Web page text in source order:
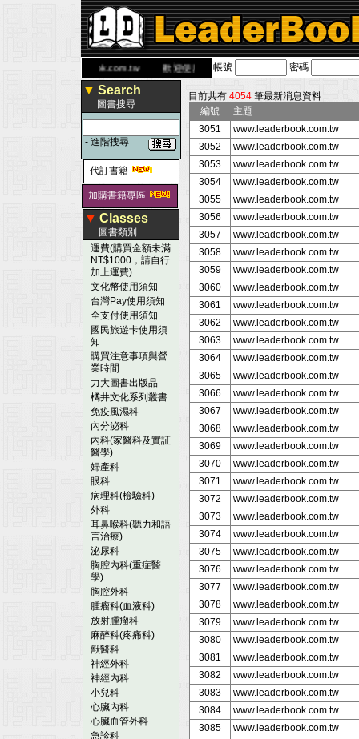
www.leaderbook.com.tw歡迎使用 國民旅遊卡！！
帳號 密碼
▼ Search
圖書搜尋
- 進階搜尋
代訂書籍
加購書籍專區
▼ Classes
圖書類別
運費(購買金額未滿
NT$1000，請自行
加上運費)
文化幣使用須知
台灣Pay使用須知
全支付使用須知
國民旅遊卡使用須
知
購買注意事項與營
業時間
力大圖書出版品
橘井文化系列叢書
免疫風濕科
內分泌科
內科(家醫科及實証
醫學)
婦產科
眼科
病理科(檢驗科)
外科
耳鼻喉科(聽力和語
言治療)
泌尿科
胸腔內科(重症醫
學)
胸腔外科
腫瘤科(血液科)
放射腫瘤科
麻醉科(疼痛科)
獸醫科
神經外科
神經內科
小兒科
心臟內科
心臟血管外科
急診科
目前共有 4054 筆最新消息資料
編號
主題
3051
www.leaderbook.com.tw
3052
www.leaderbook.com.tw
3053
www.leaderbook.com.tw
3054
www.leaderbook.com.tw
3055
www.leaderbook.com.tw
3056
www.leaderbook.com.tw
3057
www.leaderbook.com.tw
3058
www.leaderbook.com.tw
3059
www.leaderbook.com.tw
3060
www.leaderbook.com.tw
3061
www.leaderbook.com.tw
3062
www.leaderbook.com.tw
3063
www.leaderbook.com.tw
3064
www.leaderbook.com.tw
3065
www.leaderbook.com.tw
3066
www.leaderbook.com.tw
3067
www.leaderbook.com.tw
3068
www.leaderbook.com.tw
3069
www.leaderbook.com.tw
3070
www.leaderbook.com.tw
3071
www.leaderbook.com.tw
3072
www.leaderbook.com.tw
3073
www.leaderbook.com.tw
3074
www.leaderbook.com.tw
3075
www.leaderbook.com.tw
3076
www.leaderbook.com.tw
3077
www.leaderbook.com.tw
3078
www.leaderbook.com.tw
3079
www.leaderbook.com.tw
3080
www.leaderbook.com.tw
3081
www.leaderbook.com.tw
3082
www.leaderbook.com.tw
3083
www.leaderbook.com.tw
3084
www.leaderbook.com.tw
3085
www.leaderbook.com.tw